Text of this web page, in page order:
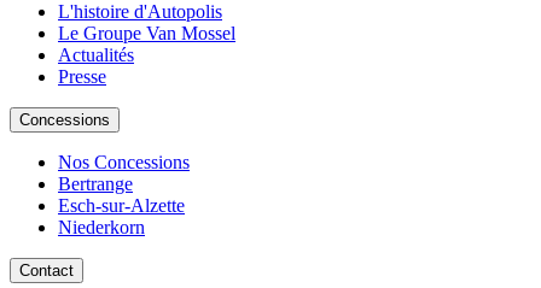
L'histoire d'Autopolis
Le Groupe Van Mossel
Actualités
Presse
Concessions
Nos Concessions
Bertrange
Esch-sur-Alzette
Niederkorn
Contact